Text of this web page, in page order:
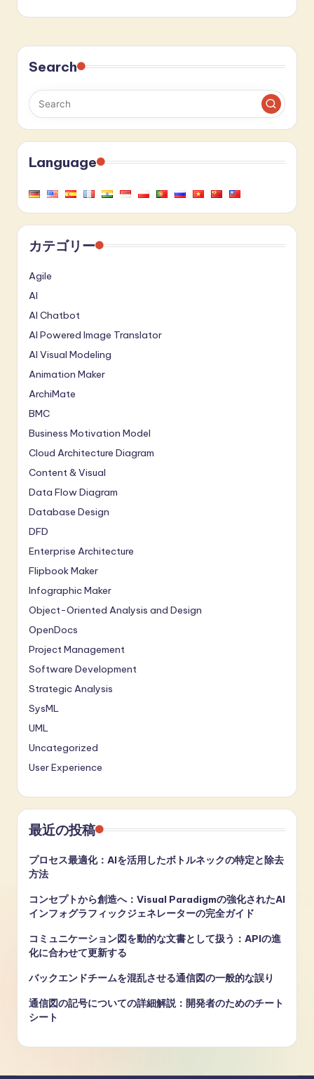
Search
Language
カテゴリー
Agile
AI
AI Chatbot
AI Powered Image Translator
AI Visual Modeling
Animation Maker
ArchiMate
BMC
Business Motivation Model
Cloud Architecture Diagram
Content & Visual
Data Flow Diagram
Database Design
DFD
Enterprise Architecture
Flipbook Maker
Infographic Maker
Object-Oriented Analysis and Design
OpenDocs
Project Management
Software Development
Strategic Analysis
SysML
UML
Uncategorized
User Experience
最近の投稿
プロセス最適化：AIを活用したボトルネックの特定と除去
方法
コンセプトから創造へ：Visual Paradigmの強化されたAI
インフォグラフィックジェネレーターの完全ガイド
コミュニケーション図を動的な文書として扱う：APIの進
化に合わせて更新する
バックエンドチームを混乱させる通信図の一般的な誤り
通信図の記号についての詳細解説：開発者のためのチート
シート